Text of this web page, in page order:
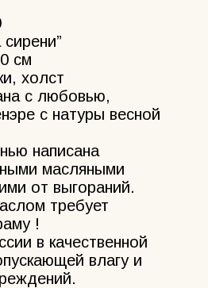
см
холст
с любовью,
с натуры весной
написана
масляными
от выгораний.
требует
!
в качественной
влагу и